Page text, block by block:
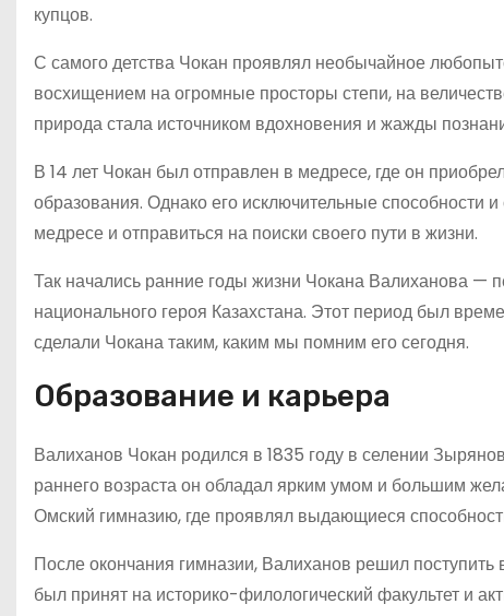
купцов.
С самого детства Чокан проявлял необычайное
восхищением на огромные просторы степи, на
природа стала источником вдохновения и жажды
В 14 лет Чокан был отправлен в медресе, где он
образования. Однако его исключительные способности
медресе и отправиться на поиски своего пути в жизни.
Так начались ранние годы жизни Чокана Валиханова —
национального героя Казахстана. Этот период был
сделали Чокана таким, каким мы помним его сегодня.
Образование и карьера
Валиханов Чокан родился в 1835 году в селении
раннего возраста он обладал ярким умом и большим
Омский гимназию, где проявлял выдающиеся
После окончания гимназии, Валиханов решил
был принят на историко-филологический факультет и